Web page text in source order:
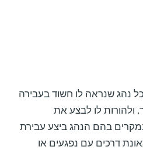
נהג שנראה לו חשוד בעבירה
ולהורות לו לבצע את
בהם הנהג ביצע עבירת
דרכים עם נפגעים או